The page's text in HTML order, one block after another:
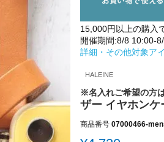
15,000円以上の購入
開催期間:8/8 10:00-
詳細・その他対象ア
HALEINE
※名入れご希望の方
ザー イヤホンケ
商品番号 07000466-